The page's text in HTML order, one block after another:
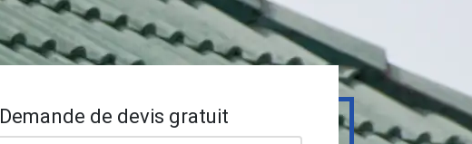
Demande de devis gratuit